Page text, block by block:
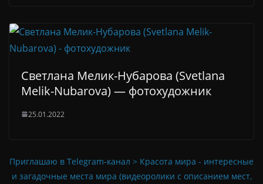
Светлана Мелик-Нубарова (Svetlana
Melik-Nubarova) — фотохудожник
25.01.2022
Приглашаю в Telegram-канал > Красота мира - интересные
и загадочные места мира (видеоролики с описанием мест,